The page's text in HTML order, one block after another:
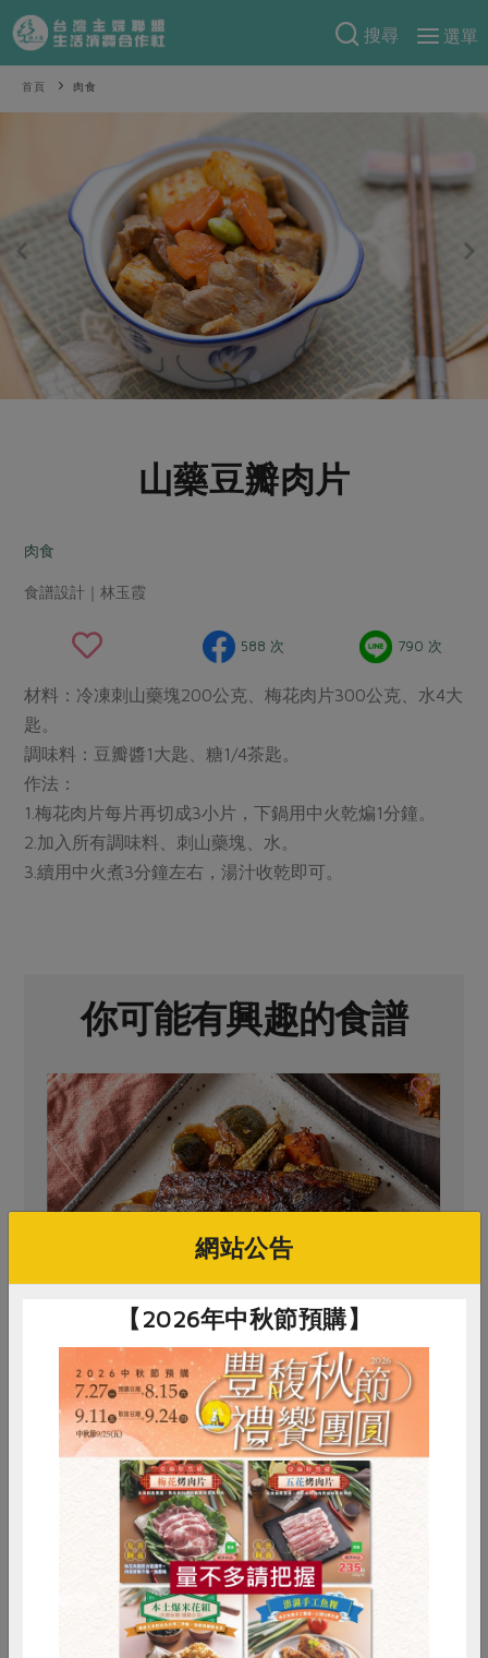
搜尋
選單
產品分類
當令水果
芽苗類 蕈菇類
辛香料類
奶蛋豆・五穀
乳製品
豆製品 米麵雜糧
水產
調理食材・點心
調味醬料/南北貨 烘焙
保健食品
居家好物
美妝保養 個人清潔
家庭清潔 織品
最新產品
素食專區
樂齡友善
麵食
海鮮
常備菜
湯品．鍋物
漬物
涼拌沙拉
飲品
主題食譜
高麗菜海鮮煎餅
特別企畫
預購活動
把最好的台灣味帶回家！
防災用品預購圓滿結束
2026年端午節預購圓滿結束
更多預購活動
合作25-精選產品第四彈
合作25-精選產品第三彈
更多當季產品
議題活動
主婦聯盟X樂齡網特約優惠案
30%rPET紅烏龍茶
2024農業發展計畫年度報告
更多議題活動
綠主張
主婦食堂 一籃菜真心話
社內大小事 合作聯合國
親子食育
關注議題
減硝酸鹽
非基改運動 支持本土農糧
減添加物
公益金 食農教育
更多議題
生活者e週報
關於合作社
認識合作社
關於我們
產品檢驗
自主把關
檢驗報告
社員權益
合作社法規
社務專區
選舉專區
下載專區
地區活動
社務會議 地區活動
活動報下載
重要公告
首頁 肉食
山藥豆瓣肉片
肉食
食譜設計｜林玉霞
588 次 790 次
材料：冷凍刺山藥塊200公克、梅花肉片300公克、水4大
匙。
調味料：豆瓣醬1大匙、糖1/4茶匙。
作法：
1.梅花肉片每片再切成3小片，下鍋用中火乾煸1分鐘。
2.加入所有調味料、刺山藥塊、水。
3.續用中火煮3分鐘左右，湯汁收乾即可。
你可能有興趣的食譜
可可烤豬肋排
更多肉食
RPET 食譜 減硝酸鹽
雞蛋 食安 共同購買
網站公告
【2026年中秋節預購】